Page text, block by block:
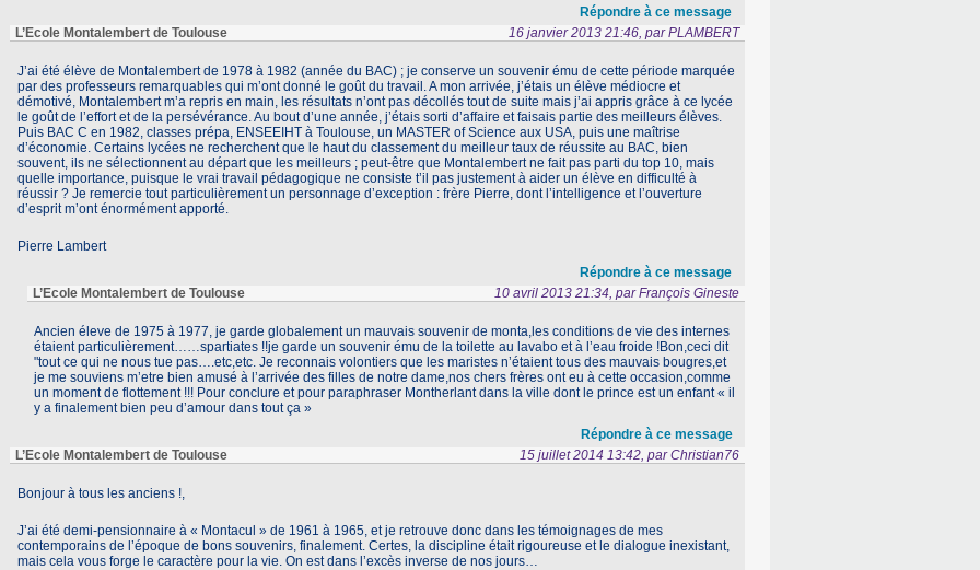
Répondre à ce message
L’Ecole Montalembert de Toulouse
16 janvier 2013 21:46, par PLAMBERT
J’ai été élève de Montalembert de 1978 à 1982 (année du BAC) ; je conserve un souvenir ému de cette période marquée
par des professeurs remarquables qui m’ont donné le goût du travail. A mon arrivée, j’étais un élève médiocre et
démotivé, Montalembert m’a repris en main, les résultats n’ont pas décollés tout de suite mais j’ai appris grâce à ce lycée
le goût de l’effort et de la persévérance. Au bout d’une année, j’étais sorti d’affaire et faisais partie des meilleurs élèves.
Puis BAC C en 1982, classes prépa, ENSEEIHT à Toulouse, un MASTER of Science aux USA, puis une maîtrise
d’économie. Certains lycées ne recherchent que le haut du classement du meilleur taux de réussite au BAC, bien
souvent, ils ne sélectionnent au départ que les meilleurs ; peut-être que Montalembert ne fait pas parti du top 10, mais
quelle importance, puisque le vrai travail pédagogique ne consiste t’il pas justement à aider un élève en difficulté à
réussir ? Je remercie tout particulièrement un personnage d’exception : frère Pierre, dont l’intelligence et l’ouverture
d’esprit m’ont énormément apporté.
Pierre Lambert
Répondre à ce message
L’Ecole Montalembert de Toulouse
10 avril 2013 21:34, par François Gineste
Ancien éleve de 1975 à 1977, je garde globalement un mauvais souvenir de monta,les conditions de vie des internes
étaient particulièrement……spartiates !!je garde un souvenir ému de la toilette au lavabo et à l’eau froide !Bon,ceci dit
"tout ce qui ne nous tue pas….etc,etc. Je reconnais volontiers que les maristes n’étaient tous des mauvais bougres,et
je me souviens m’etre bien amusé à l’arrivée des filles de notre dame,nos chers frères ont eu à cette occasion,comme
un moment de flottement !!! Pour conclure et pour paraphraser Montherlant dans la ville dont le prince est un enfant « il
y a finalement bien peu d’amour dans tout ça »
Répondre à ce message
L’Ecole Montalembert de Toulouse
15 juillet 2014 13:42, par Christian76
Bonjour à tous les anciens !,
J’ai été demi-pensionnaire à « Montacul » de 1961 à 1965, et je retrouve donc dans les témoignages de mes
contemporains de l’époque de bons souvenirs, finalement. Certes, la discipline était rigoureuse et le dialogue inexistant,
mais cela vous forge le caractère pour la vie. On est dans l’excès inverse de nos jours…